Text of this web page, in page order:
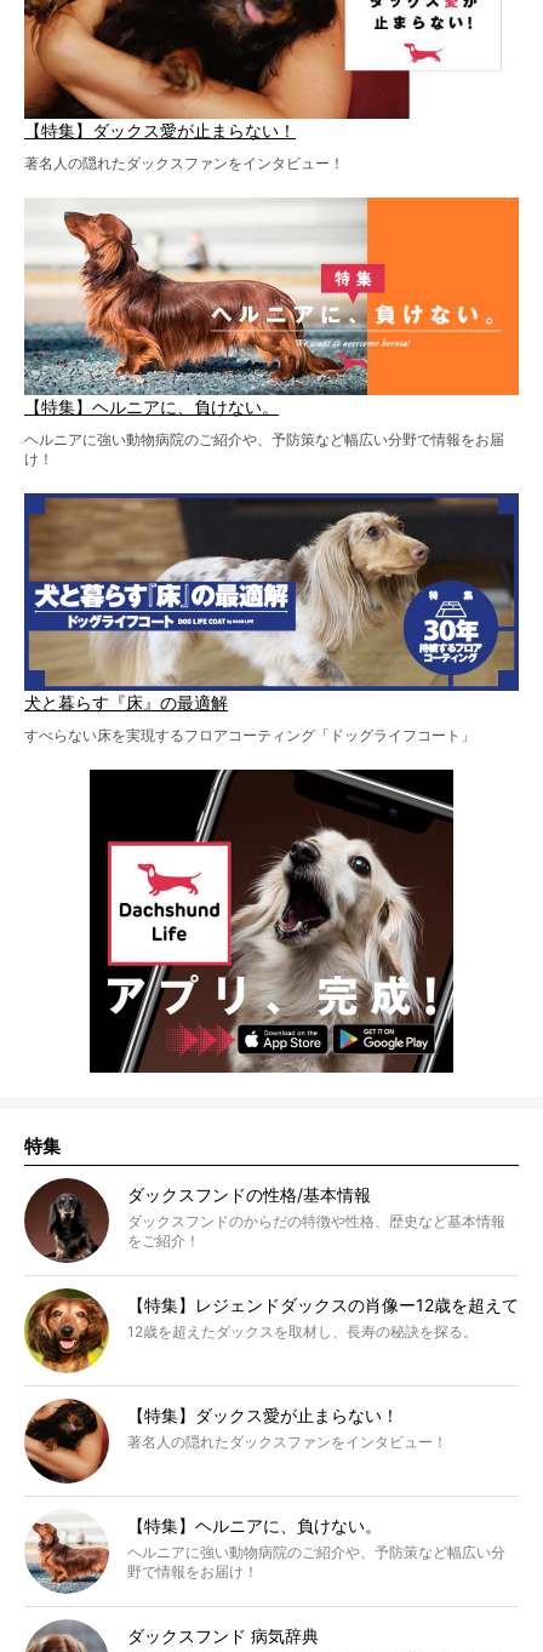
【特集】ダックス愛が止まらない！
著名人の隠れたダックスファンをインタビュー！
【特集】ヘルニアに、負けない。
ヘルニアに強い動物病院のご紹介や、予防策など幅広い分野で情報をお届
け！
犬と暮らす『床』の最適解
すべらない床を実現するフロアコーティング「ドッグライフコート」
特集
ダックスフンドの性格/基本情報
ダックスフンドのからだの特徴や性格、歴史など基本情報
をご紹介！
【特集】レジェンドダックスの肖像ー12歳を超えて
12歳を超えたダックスを取材し、長寿の秘訣を探る。
【特集】ダックス愛が止まらない！
著名人の隠れたダックスファンをインタビュー！
【特集】ヘルニアに、負けない。
ヘルニアに強い動物病院のご紹介や、予防策など幅広い分
野で情報をお届け！
ダックスフンド 病気辞典